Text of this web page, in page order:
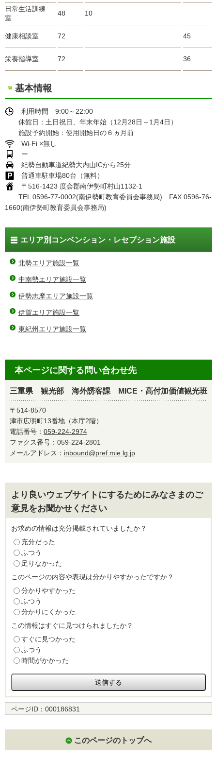
日常生活訓練
室
48 10
健康相談室 72 45
栄養指導室 72 36
基本情報
利用時間 9:00～22:00
休館日：土日祝日、年末年始（12月28日～1月4日）
施設予約開始：使用開始日の６ヵ月前
Wi-Fi ×無し
ー
紀勢自動車道紀勢大内山ICから25分
普通車駐車場80台（無料）
〒516-1423 度会郡南伊勢町村山1132-1
TEL 0596-77-0002(南伊勢町教育委員会事務局) FAX 0596-76-
1660(南伊勢町教育委員会事務局)
エリア別コンベンション・レセプション施設
北勢エリア施設一覧
中南勢エリア施設一覧
伊勢志摩エリア施設一覧
伊賀エリア施設一覧
東紀州エリア施設一覧
本ページに関する問い合わせ先
三重県 観光部 海外誘客課 MICE・高付加価値観光班
〒514-8570
津市広明町13番地（本庁2階）
電話番号： 059-224-2974
ファクス番号：059-224-2801
メールアドレス： inbound@pref.mie.lg.jp
より良いウェブサイトにするためにみなさまのご
意見をお聞かせください
お求めの情報は充分掲載されていましたか？
充分だった
ふつう
足りなかった
このページの内容や表現は分かりやすかったですか？
分かりやすかった
ふつう
分かりにくかった
この情報はすぐに見つけられましたか？
すぐに見つかった
ふつう
時間がかかった
ページID： 000186831
このページのトップへ